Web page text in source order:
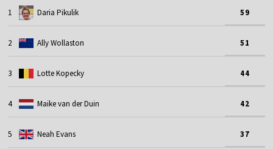
1 Daria Pikulik 59
2 Ally Wollaston 51
3 Lotte Kopecky 44
4 Maike van der Duin 42
5 Neah Evans 37